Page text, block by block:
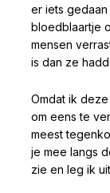
er iets
bloedblaartje
mensen
is dan ze
Omdat ik
om eens te
meest
je mee langs
zie en leg ik